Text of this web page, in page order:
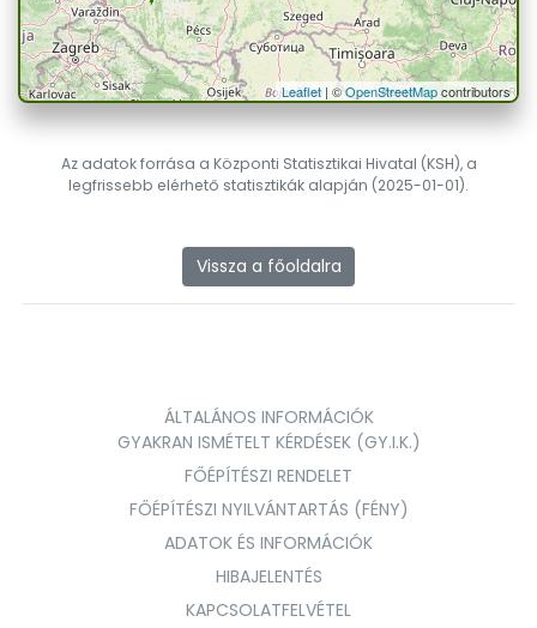
Leaflet| ©OpenStreetMapcontributors
Az adatok forrása a Központi Statisztikai Hivatal (KSH), a
legfrissebb elérhető statisztikák alapján (2025-01-01).
Vissza a főoldalra
ÁLTALÁNOS INFORMÁCIÓK
GYAKRAN ISMÉTELT KÉRDÉSEK (GY.I.K.)
FŐÉPÍTÉSZI RENDELET
FŐÉPÍTÉSZI NYILVÁNTARTÁS (FÉNY)
ADATOK ÉS INFORMÁCIÓK
HIBAJELENTÉS
KAPCSOLATFELVÉTEL